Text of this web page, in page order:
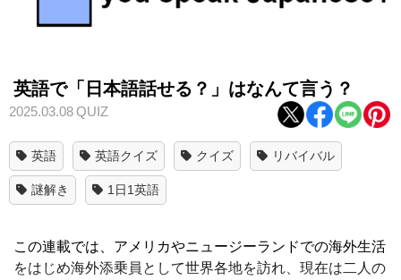
英語で「日本語話せる？」はなんて言う？
2025.03.08QUIZ
英語 英語クイズ クイズ リバイバル
謎解き 1日1英語
この連載では、アメリカやニュージーランドでの海外生活
をはじめ海外添乗員として世界各地を訪れ、現在は二人の